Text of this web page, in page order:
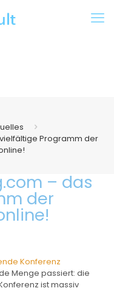
Programm der
– das
der
Konferenz
Menge passiert: die
ist massiv